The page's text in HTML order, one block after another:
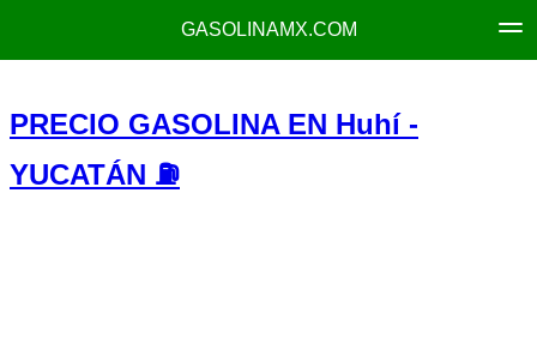
GASOLINAMX.COM
PRECIO GASOLINA EN Huhí -
YUCATÁN ⛽